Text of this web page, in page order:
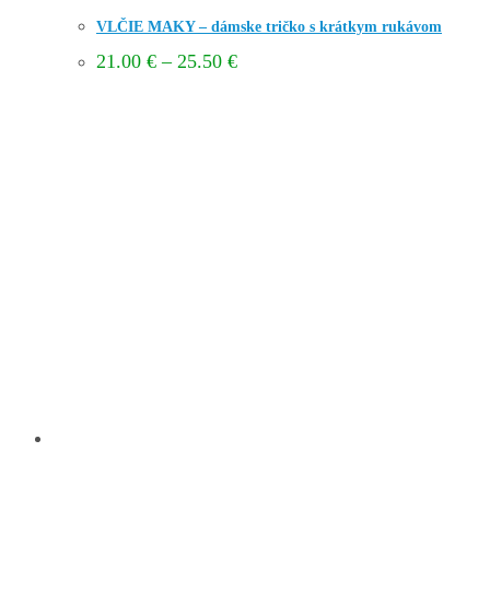
VLČIE MAKY – dámske tričko s krátkym rukávom
21.00 € – 25.50 €Price